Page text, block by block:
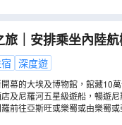
｜安排乘坐內陸
身人面像/全程住宿
博物館【稅項全包】
深度遊
幕的大埃及博物館，館藏10
及尼羅河五星級遊船，暢遊
前往亞斯旺或樂蜀或由樂蜀